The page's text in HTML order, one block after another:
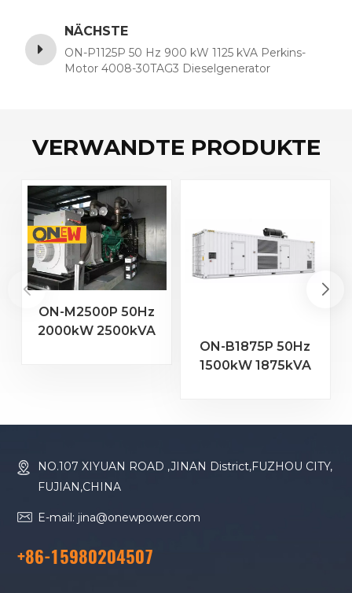
NÄCHSTE
ON-P1125P 50 Hz 900 kW 1125 kVA Perkins-
Motor 4008-30TAG3 Dieselgenerator
VERWANDTE PRODUKTE
ON-M2500P 50Hz
2000kW 2500kVA
ON-B1875P 50Hz
1500kW 1875kVA
Dieselgenerator
NO.107 XIYUAN ROAD ,JINAN District,FUZHOU CITY,
FUJIAN,CHINA
E-mail: jina@onewpower.com
+86-15980204507